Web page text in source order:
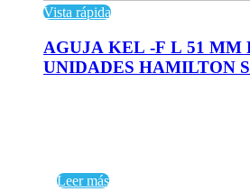
Vista rápida
AGUJA KEL -F L 51 MM
UNIDADES HAMILTON
Leer más